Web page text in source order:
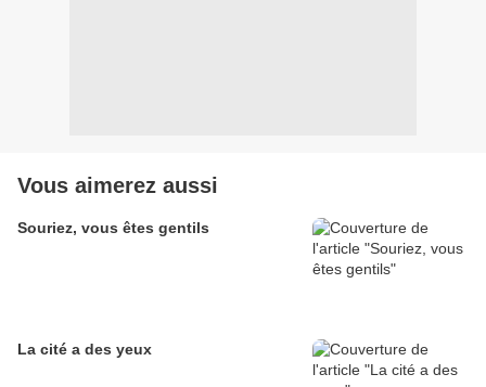
Vous aimerez aussi
Souriez, vous êtes gentils
La cité a des yeux